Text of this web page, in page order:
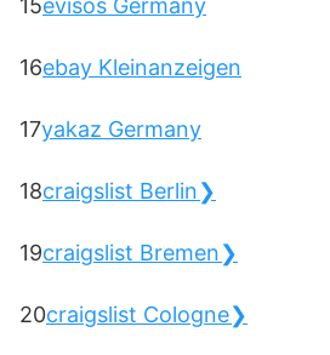
16ebay Kleinanzeigen
17yakaz Germany
18craigslist Berlin❯
19craigslist Bremen❯
20craigslist Cologne❯